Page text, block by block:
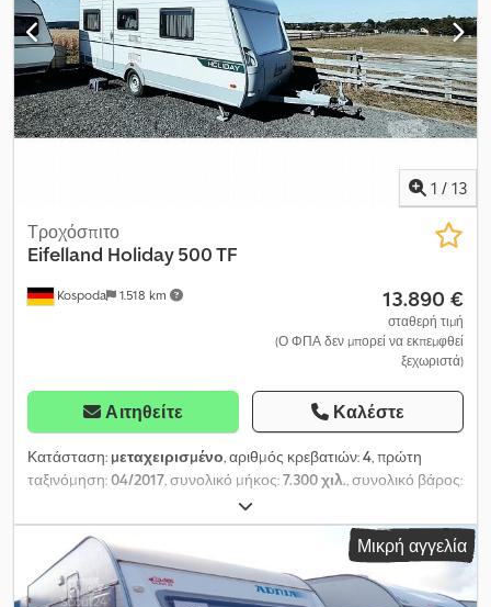
δεχόμαστε το όχημά σας σε ανταλλαγή. Cedpfx Aow Sb Hzeh
Herf Χρηματοδότηση / leasing και χωρίς προκαταβολή είναι
δυνατά! Έχετε ακόμα ερωτήσεις; Στη διάθεσή σας για
συμβουλές!
1 / 13
Kospoda 1.518 km
Τροχόσπιτο
Eifelland Holiday 500 TF
13.890 €
σταθερή τιμή
(Ο ΦΠΑ δεν μπορεί να εκπεμφθεί
ξεχωριστά)
Αιτηθείτε Καλέστε
Κατάσταση: μεταχειρισμένο, αριθμός κρεβατιών:4, πρώτη
ταξινόμηση:04/2017, συνολικό μήκος:7.300 χιλ., συνολικό βάρος:
εγγύηση μεταχειρισμένου οχήματος,
ενσωματωμένη κουζίνα, μονό κρεβάτι, μπάνιο, σύστημα
θέρμανσης στάθμευσης
, Θέρμανση αερίου Truma,
θερμοσίφωνας αερίου – ντους, τουαλέτα, κουζίνα αερίου με 3
φλόγες, ψυγείο, πολυτελείς οροφές, εξωτερικός χώρος
Μικρή αγγελία